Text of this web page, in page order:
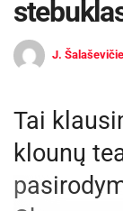
J.
Tai
klounų